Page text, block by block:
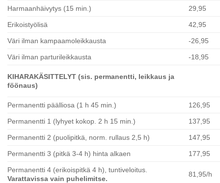
Harmaanhäivytys (15 min.) 29,95
Erikoistyölisä 42,95
Väri ilman kampaamoleikkausta -26,95
Väri ilman parturileikkausta -18,95
KIHARAKÄSITTELYT (sis. permanentti, leikkaus ja
föönaus)
Permanentti päälliosa (1 h 45 min.) 126,95
Permanentti 1 (lyhyet kokop. 2 h 15 min.) 137,95
Permanentti 2 (puolipitkä, norm. rullaus 2,5 h) 147,95
Permanentti 3 (pitkä 3-4 h) hinta alkaen 177,95
Permanentti 4 (erikoispitkä 4 h), tuntiveloitus.
Varattavissa vain puhelimitse.
81,95/h